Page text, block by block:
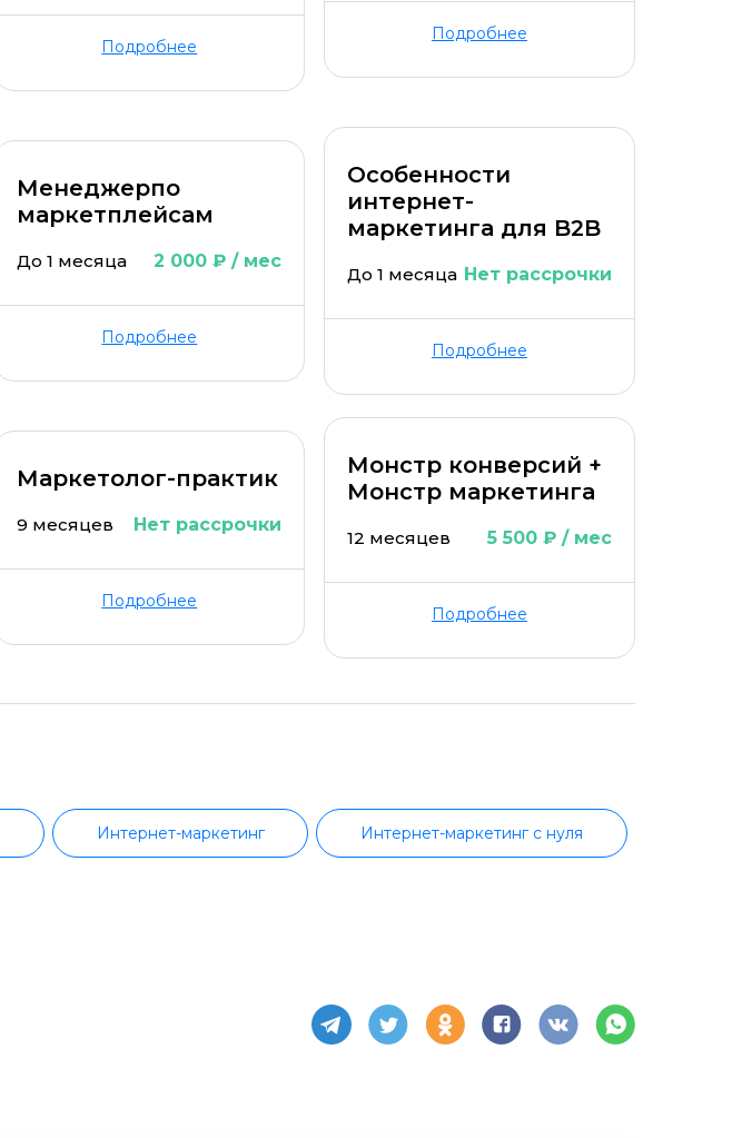
Подробнее
Подробнее
Менеджерпо
маркетплейсам
До 1 месяца 2 000 ₽ / мес
Подробнее
Особенности
интернет-
маркетинга для B2B
До 1 месяца Нет рассрочки
Подробнее
Маркетолог-практик
9 месяцев Нет рассрочки
Подробнее
Монстр конверсий +
Монстр маркетинга
12 месяцев 5 500 ₽ / мес
Подробнее
Интернет-маркетинг Интернет-маркетинг с нуля
Маркетинг мобильных приложений Google Ads